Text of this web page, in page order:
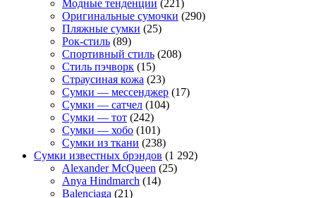
Модные тенденции (221)
Оригинальные сумочки (290)
Пляжные сумки (25)
Рок-стиль (89)
Спортивный стиль (208)
Стиль пэчворк (15)
Страусиная кожа (23)
Сумки — мессенджер (17)
Сумки — сатчел (104)
Сумки — тот (242)
Сумки — хобо (101)
Сумки из ткани (238)
Сумки известных брэндов (1 292)
Alexander McQueen (25)
Anya Hindmarch (14)
Balenciaga (21)